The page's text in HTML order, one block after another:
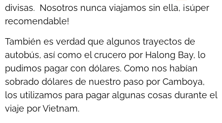
divisas. Nosotros nunca viajamos sin ella, ¡súper
recomendable!
También es verdad que algunos trayectos de
autobús, así como el crucero por Halong Bay, lo
pudimos pagar con dólares. Como nos habían
sobrado dólares de nuestro paso por Camboya,
los utilizamos para pagar algunas cosas durante el
viaje por Vietnam.